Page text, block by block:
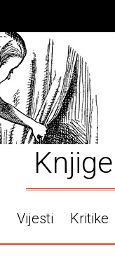
Knjige
Vijesti Kritike